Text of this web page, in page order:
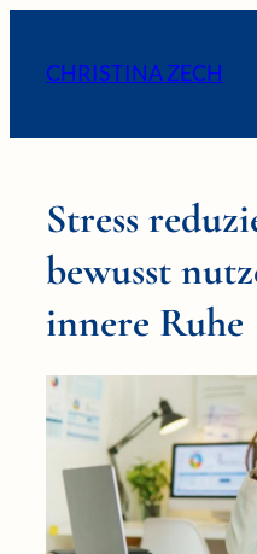
CHRISTINA ZECH
Stress
bewusst
innere Ruhe